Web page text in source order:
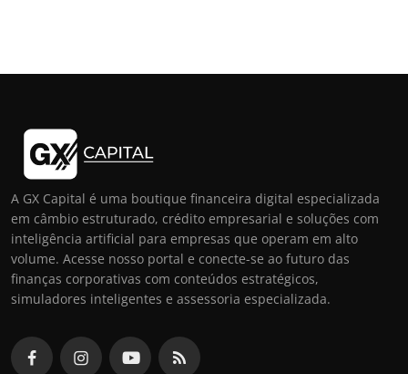
A GX Capital é uma boutique financeira digital especializada
em câmbio estruturado, crédito empresarial e soluções com
inteligência artificial para empresas que operam em alto
volume. Acesse nosso portal e conecte-se ao futuro das
finanças corporativas com conteúdos estratégicos,
simuladores inteligentes e assessoria especializada.